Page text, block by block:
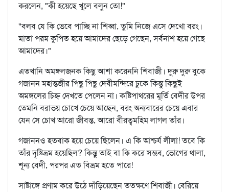
করলেন, "কী হয়েছে খুলে বলুন তো!"
"বলব যে কি ভেবে পাচ্ছি না শিব্বা, তুমি নিজে এসে দেখো বরং।
মাতা পরম কুপিত হয়ে আমাদের ছেড়ে গেছেন, সর্বনাশ হয়ে গেছে
আমাদের।"
এতখানি অমঙ্গলজনক কিছু আশা করেননি শিবাজী। দুরু দুরু বুকে
গজানন মহান্তজীর পিছু পিছু দেবীমন্দিরে ঢুকে কিন্তু কিছুই
অমঙ্গলের চিহ্ন দেখতে পেলেন না। কষ্টিপাথরের মূর্তি বেদীর উপর
তেমনি বরাভয় চোখে চেয়ে আছেন, বরং অন্যবারের চেয়ে এবার
যেন সে চোখ আরো জীবন্ত, আরো বীরত্বমহিম লাগল তাঁর।
গজাননও হতবাক হয়ে চেয়ে ছিলেন। এ কি আশ্চর্য লীলা! তবে কি
তাঁর দৃষ্টিভ্রম হয়েছিল? কিন্তু তাই বা কি করে সম্ভব, ভোগের থালা,
শূন্য বেদী, পরপর এত বিভ্রম হতে পারে!
সাষ্টাঙ্গে প্রণাম করে উঠে দাঁড়িয়েছেন ততক্ষণে শিবাজী। বেরিয়ে